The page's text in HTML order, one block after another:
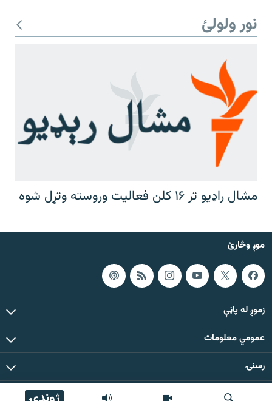
نور ولولئ
مشال راډیو تر ۱۶ کلن فعالیت وروسته وتړل شوه
موږ وڅارئ
زموږ له پاڼې
عمومي معلومات
رسنۍ
د دې ووبپاڼې د ټولو مطالبو حقوق له مشال راډیو سره خوندي دي